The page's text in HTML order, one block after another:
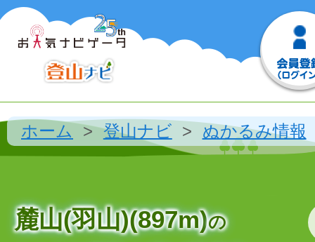
ホーム 登山ナビ ぬかるみ情報
麓山(羽山)(897m)の